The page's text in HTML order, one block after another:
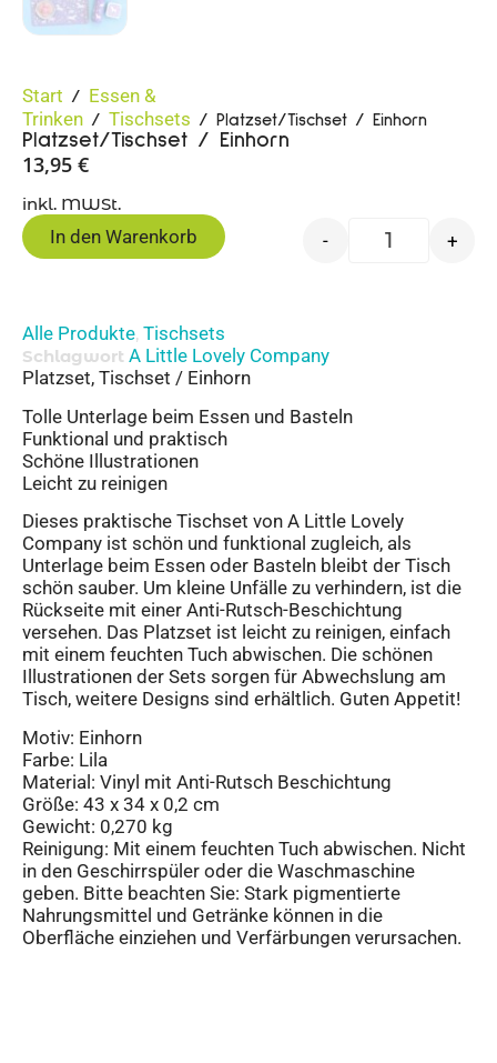
Start / Essen &
Trinken / Tischsets / Platzset/Tischset / Einhorn
Platzset/Tischset / Einhorn
13,95 €
inkl. MWSt.
- +
In den Warenkorb
Alle Produkte, Tischsets
Schlagwort A Little Lovely Company
Platzset, Tischset / Einhorn
Tolle Unterlage beim Essen und Basteln
Funktional und praktisch
Schöne Illustrationen
Leicht zu reinigen
Dieses praktische Tischset von A Little Lovely
Company ist schön und funktional zugleich, als
Unterlage beim Essen oder Basteln bleibt der Tisch
schön sauber. Um kleine Unfälle zu verhindern, ist die
Rückseite mit einer Anti-Rutsch-Beschichtung
versehen. Das Platzset ist leicht zu reinigen, einfach
mit einem feuchten Tuch abwischen. Die schönen
Illustrationen der Sets sorgen für Abwechslung am
Tisch, weitere Designs sind erhältlich. Guten Appetit!
Motiv: Einhorn
Farbe: Lila
Material: Vinyl mit Anti-Rutsch Beschichtung
Größe: 43 x 34 x 0,2 cm
Gewicht: 0,270 kg
Reinigung: Mit einem feuchten Tuch abwischen. Nicht
in den Geschirrspüler oder die Waschmaschine
geben. Bitte beachten Sie: Stark pigmentierte
Nahrungsmittel und Getränke können in die
Oberfläche einziehen und Verfärbungen verursachen.